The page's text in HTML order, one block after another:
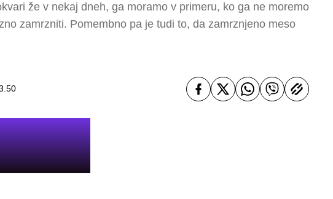
že v nekaj dneh, ga moramo v primeru, ko ga ne moremo
zamrzniti. Pomembno pa je tudi to, da zamrznjeno meso